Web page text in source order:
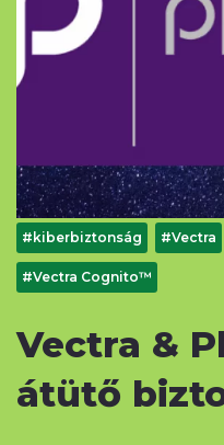
#kiberbiztonság #Vectra
#Vectra Cognito™
Vectra &
átütő